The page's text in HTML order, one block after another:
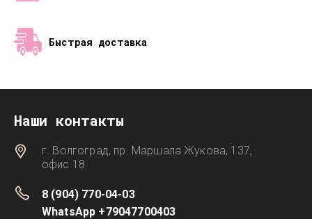
Быстрая доставка
Наши контакты
г. Волгоград, пр. Маршала Жукова, 137,
офис 18
8 (904) 770-04-03
WhatsApp +79047700403